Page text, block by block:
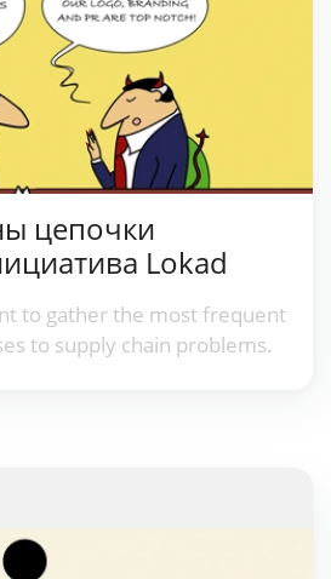
Lokad
to gather the most frequent
to supply chain problems.